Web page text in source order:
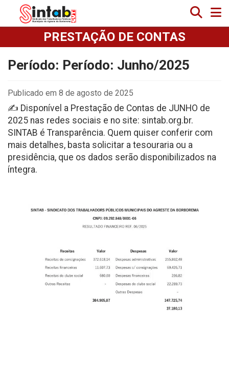
PRESTAÇÃO DE CONTAS
Período: Período: Junho/2025
Publicado em 8 de agosto de 2025
✍️ Disponível a Prestação de Contas de JUNHO de
2025 nas redes sociais e no site: sintab.org.br.
SINTAB é Transparência. Quem quiser conferir com
mais detalhes, basta solicitar a tesouraria ou a
presidência, que os dados serão disponibilizados na
íntegra.